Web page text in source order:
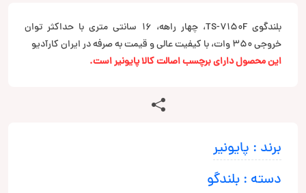
بلندگوی TS-7150F، چهار راهه، 16 سانتی متری با حداکثر توان
خروجی 350 وات، با کیفیت عالی و قیمت به صرفه در ایران کارآدیو
این محصول دارای برچسب اصالت کالا پایونیر است.
برند : پایونیر
دسته : بلندگو